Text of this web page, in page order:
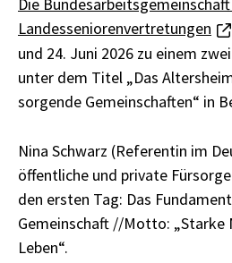
Landesseniorenvertretungen
und 24. Juni 2026 zu einem
unter dem Titel „Das
sorgende Gemeinschaften“ in
Nina Schwarz (Referentin im
öffentliche und private
den ersten Tag: Das
Gemeinschaft //Motto: „Starke
Leben“.